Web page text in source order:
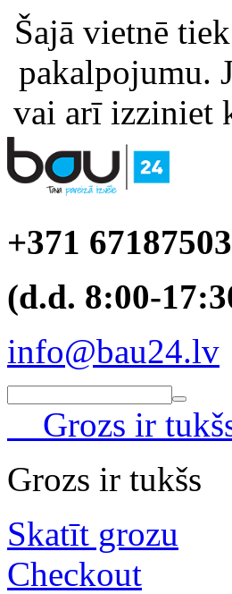
Šajā vietnē
pakalpojumu.
vai arī izziniet
+371
(d.d. 8:00-
info@bau24.lv
Grozs ir
Grozs ir tukšs
Skatīt grozu
Checkout